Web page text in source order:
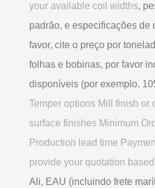
your available coil widths,
padrão, e especificações de
favor, cite o preço por
folhas e bobinas, por favor
disponíveis (por exemplo.
Temper options Mill finish or
surface finishes Minimum
Production lead time
provide your quotation
Ali, EAU (incluindo frete